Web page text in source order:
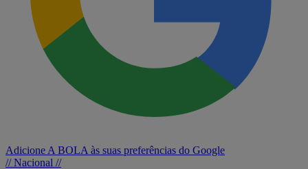
Adicione A BOLA às suas preferências do Google
// Nacional //